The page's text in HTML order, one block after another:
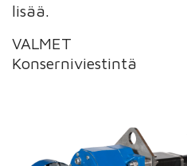
lisää.
VALMET
Konserniviestintä